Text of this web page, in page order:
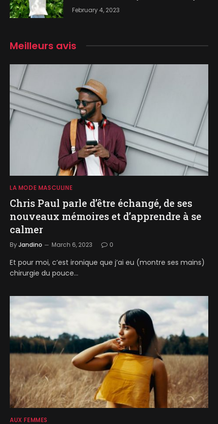
February 4, 2023
Meilleurs avis
LA MODE MASCULINE
Chris Paul parle d’être échangé, de ses
nouveaux mémoires et d’apprendre à se
calmer
ByJandino March 6, 2023 0
Et pour moi, c’est ironique que j’ai eu (montre ses mains)
chirurgie du pouce…
AUX FEMMES